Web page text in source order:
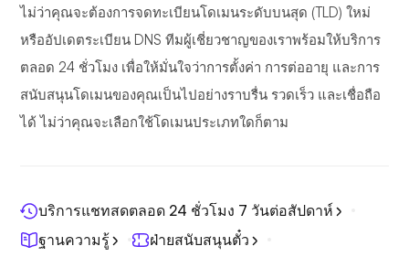
ไม่ว่าคุณจะต้องการจดทะเบียนโดเมนระดับบนสุด (TLD) ใหม่
หรืออัปเดตระเบียน DNS ทีมผู้เชี่ยวชาญของเราพร้อมให้บริการ
ตลอด 24 ชั่วโมง เพื่อให้มั่นใจว่าการตั้งค่า การต่ออายุ และการ
สนับสนุนโดเมนของคุณเป็นไปอย่างราบรื่น รวดเร็ว และเชื่อถือ
ได้ ไม่ว่าคุณจะเลือกใช้โดเมนประเภทใดก็ตาม
บริการแชทสดตลอด 24 ชั่วโมง 7 วันต่อสัปดาห์
ฐานความรู้
ฝ่ายสนับสนุนตั๋ว